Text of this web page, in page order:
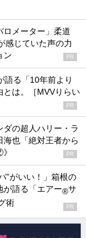
ロメーター」柔道
感じていた声の力
ン
PR
語る「10年前より
とは。［MVVりらい
PR
の超人ハリー・ラ
海也「絶対王者から
PR
”がいい！」箱根の
が語る「エアー®サ
術 PR